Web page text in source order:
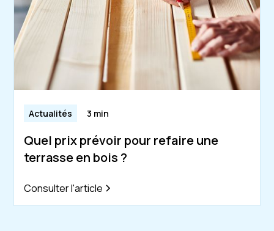
Actualités 3 min
Quel prix prévoir pour refaire une
terrasse en bois ?
Consulter l'article